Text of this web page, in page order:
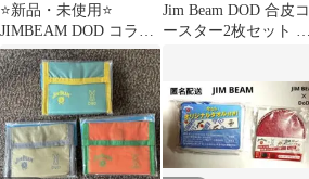
⭐️新品・未使用⭐️
JIMBEAM DOD コラボ
コースターブラック2枚
セット
Jim Beam DOD 合皮コ
ースター2枚セット ユ